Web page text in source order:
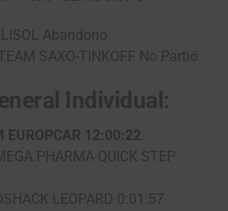
Abandonó
SAXO-TINKOFF No Partió
Individual:
EUROPCAR 12:00:22
PHARMA-QUICK STEP
LEOPARD 0:01:57